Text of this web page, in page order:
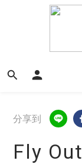
分享到
Fly